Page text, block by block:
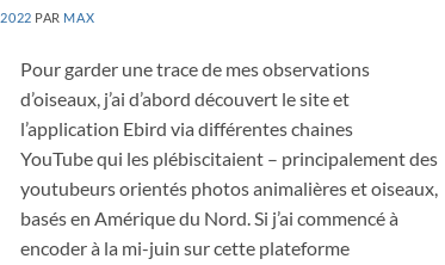
PAR MAX
Pour garder une trace de mes observations
d’oiseaux, j’ai d’abord découvert le site et
l’application Ebird via différentes chaines
YouTube qui les plébiscitaient – principalement des
youtubeurs orientés photos animalières et oiseaux,
basés en Amérique du Nord. Si j’ai commencé à
encoder à la mi-juin sur cette plateforme